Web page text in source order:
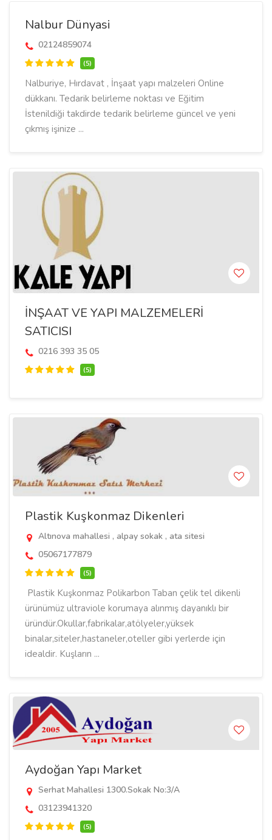
Nalbur Dünyasi
02124859074
(5)
Nalburiye, Hırdavat , İnşaat yapı malzeleri Online
dükkanı. Tedarik belirleme noktası ve Eğitim
İstenildiği takdirde tedarik belirleme güncel ve yeni
çıkmış işinize ...
İNŞAAT VE YAPI MALZEMELERİ
SATICISI
0216 393 35 05
(5)
Plastik Kuşkonmaz Dikenleri
Altınova mahallesi , alpay sokak , ata sitesi
05067177879
(5)
Plastik Kuşkonmaz Polikarbon Taban çelik tel dikenli
ürünümüz ultraviole korumaya alınmış dayanıklı bir
üründür.Okullar,fabrikalar,atölyeler,yüksek
binalar,siteler,hastaneler,oteller gibi yerlerde için
idealdir. Kuşların ...
Aydoğan Yapı Market
Serhat Mahallesi 1300.Sokak No:3/A
03123941320
(5)